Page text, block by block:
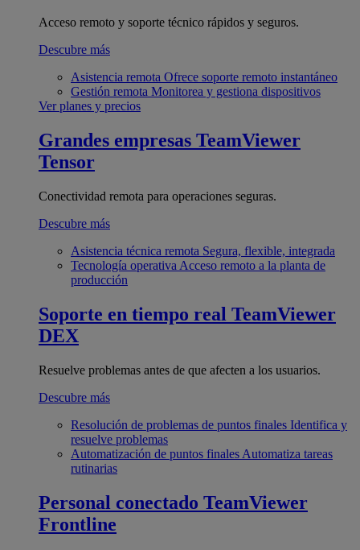
Acceso remoto y soporte técnico rápidos y seguros.
Descubre más
Asistencia remota Ofrece soporte remoto instantáneo
Gestión remota Monitorea y gestiona dispositivos
Ver planes y precios
Grandes empresas TeamViewer
Tensor
Conectividad remota para operaciones seguras.
Descubre más
Asistencia técnica remota Segura, flexible, integrada
Tecnología operativa Acceso remoto a la planta de
producción
Soporte en tiempo real TeamViewer
DEX
Resuelve problemas antes de que afecten a los usuarios.
Descubre más
Resolución de problemas de puntos finales Identifica y
resuelve problemas
Automatización de puntos finales Automatiza tareas
rutinarias
Personal conectado TeamViewer
Frontline